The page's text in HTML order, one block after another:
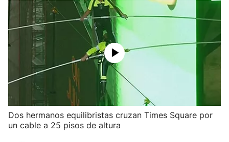
Dos hermanos equilibristas cruzan Times Square por
un cable a 25 pisos de altura